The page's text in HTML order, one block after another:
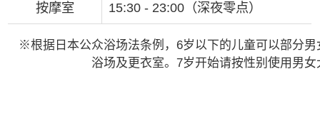
按摩室 15:30 - 23:00（深夜零点）
※根据日本公众浴场法条例，6岁以下的儿童可以部分男
浴场及更衣室。7岁开始请按性别使用男女